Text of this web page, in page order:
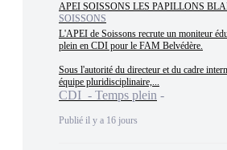
APEI SOISSONS LES PAPILLONS
SOISSONS
L'APEI de Soissons recrute un moniteur
plein en CDI pour le FAM Belvédère.
Sous l'autorité du directeur et du cadre
équipe pluridisciplinaire,...
CDI - Temps plein
Publié il y a 16 jours